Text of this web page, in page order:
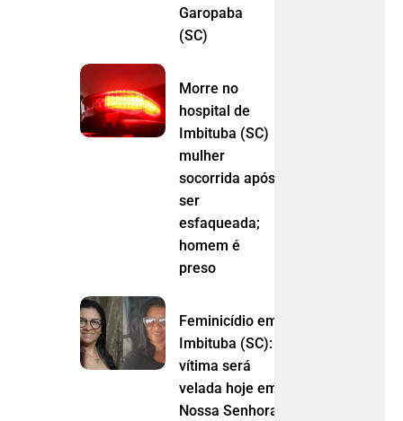
Garopaba
(SC)
Morre no
hospital de
Imbituba (SC)
mulher
socorrida após
ser
esfaqueada;
homem é
preso
Feminicídio em
Imbituba (SC):
vítima será
velada hoje em
Nossa Senhora